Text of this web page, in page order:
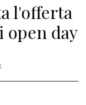
l'offerta
open day